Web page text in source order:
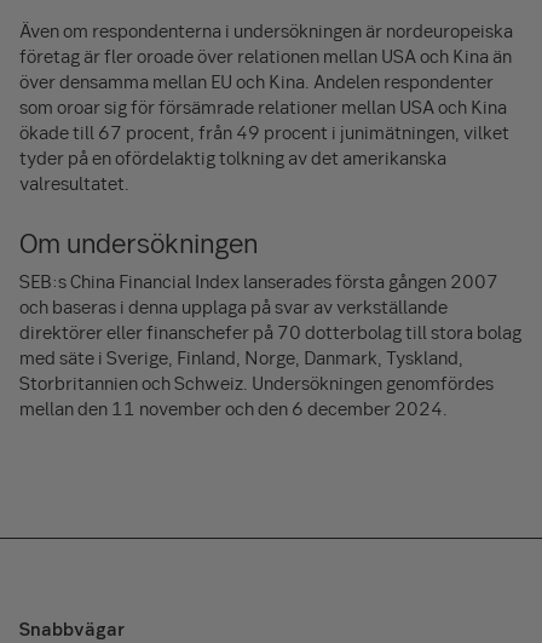
Även om respondenterna i undersökningen är nordeuropeiska
företag är fler oroade över relationen mellan USA och Kina än
över densamma mellan EU och Kina. Andelen respondenter
som oroar sig för försämrade relationer mellan USA och Kina
ökade till 67 procent, från 49 procent i junimätningen, vilket
tyder på en ofördelaktig tolkning av det amerikanska
valresultatet.
Om undersökningen
SEB:s China Financial Index lanserades första gången 2007
och baseras i denna upplaga på svar av verkställande
direktörer eller finanschefer på 70 dotterbolag till stora bolag
med säte i Sverige, Finland, Norge, Danmark, Tyskland,
Storbritannien och Schweiz. Undersökningen genomfördes
mellan den 11 november och den 6 december 2024.
Snabbvägar